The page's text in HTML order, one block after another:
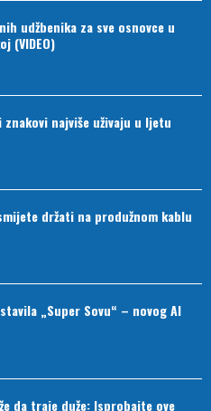
udžbenika za sve osnovce u
(VIDEO)
najviše uživaju u ljetu
držati na produžnom kablu
„Super Sovu“ – novog AI
da traje duže: Isprobajte ove